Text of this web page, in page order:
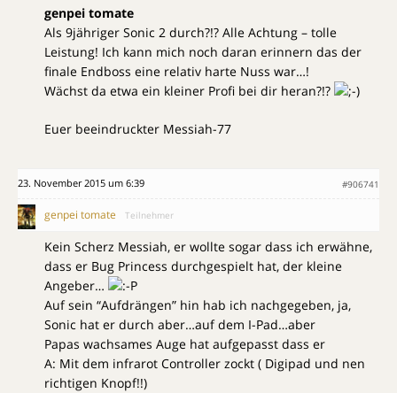
genpei tomate
Als 9jähriger Sonic 2 durch?!? Alle Achtung – tolle
Leistung! Ich kann mich noch daran erinnern das der
finale Endboss eine relativ harte Nuss war…!
Wächst da etwa ein kleiner Profi bei dir heran?!?
Euer beeindruckter Messiah-77
23. November 2015 um 6:39 #906741
genpei tomate Teilnehmer
Kein Scherz Messiah, er wollte sogar dass ich erwähne,
dass er Bug Princess durchgespielt hat, der kleine
Angeber…
Auf sein “Aufdrängen” hin hab ich nachgegeben, ja,
Sonic hat er durch aber…auf dem I-Pad…aber
Papas wachsames Auge hat aufgepasst dass er
A: Mit dem infrarot Controller zockt ( Digipad und nen
richtigen Knopf!!)